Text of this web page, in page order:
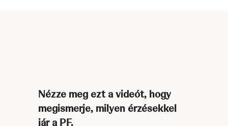
Nézze meg ezt a videót, hogy
megismerje, milyen érzésekkel
jár a PF.